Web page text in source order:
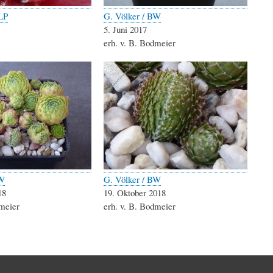
G. Völker / BW
5. Juni 2017
erh. v. B. Bodmeier
G. Völker / BW
19. Oktober 2018
erh. v. B. Bodmeier